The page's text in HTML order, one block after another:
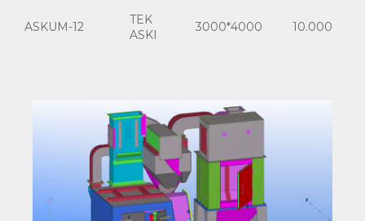
ASKUM-12
TEK
ASKI
3000*4000 10.000